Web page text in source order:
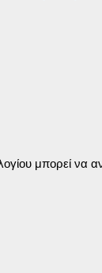
μπορεί να